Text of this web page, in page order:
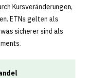
Kursveränderungen,
ETNs gelten als
sicherer sind als